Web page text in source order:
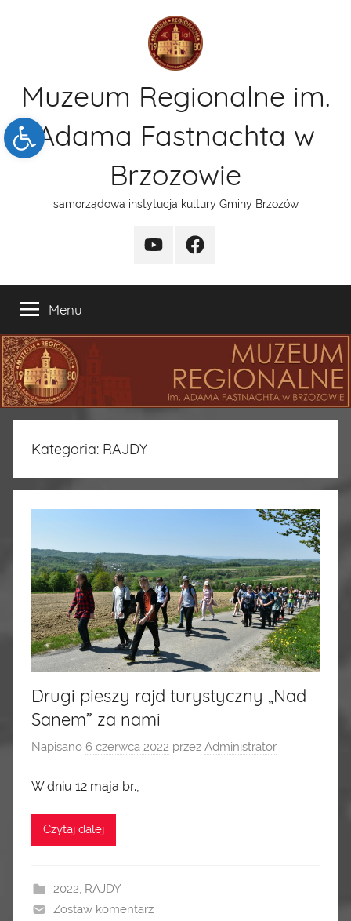
Open toolbar
Muzeum Regionalne im.
Adama Fastnachta w
Brzozowie
samorządowa instytucja kultury Gminy Brzozów
kanal
funpage
Menu
Kategoria: RAJDY
Drugi pieszy rajd turystyczny „Nad
Sanem” za nami
Napisano 6 czerwca 2022 przez Administrator
W dniu 12 maja br.,
Czytaj dalej
2022, RAJDY
Zostaw komentarz